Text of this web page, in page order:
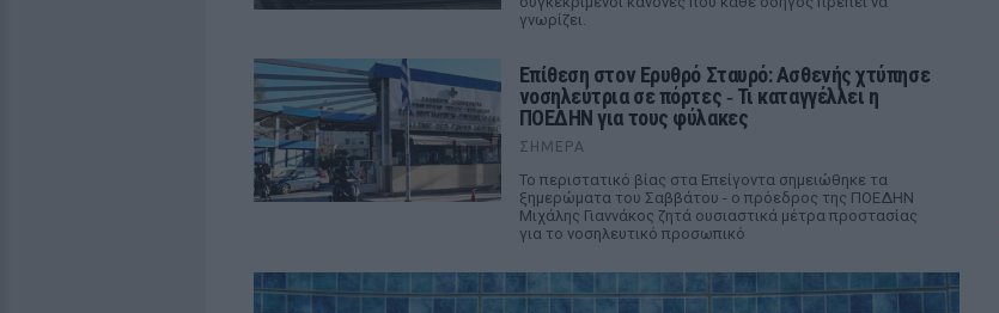
γνωρίζει.
Επίθεση στον Ερυθρό Σταυρό: Ασθενής χτύπησε
νοσηλεύτρια σε πόρτες ‑ Τι καταγγέλλει η
ΠΟΕΔΗΝ για τους φύλακες
ΣΉΜΕΡΑ
Το περιστατικό βίας στα Επείγοντα σημειώθηκε τα
ξημερώματα του Σαββάτου - ο πρόεδρος της ΠΟΕΔΗΝ
Μιχάλης Γιαννάκος ζητά ουσιαστικά μέτρα προστασίας
για το νοσηλευτικό προσωπικό